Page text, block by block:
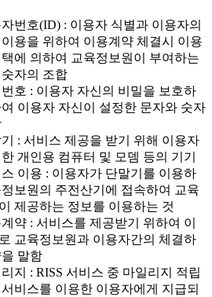
번호(ID) : 이용자 식별과 이용자의
용을 위하여 이용계약 체결시 이용
에 의하여 교육정보원이 부여하는
자의 조합
호 : 이용자 자신의 비밀을 보호하
이용자 자신이 설정한 문자와 숫자
: 서비스 제공을 받기 위해 이용자
개인용 컴퓨터 및 모뎀 등의 기기
이용 : 이용자가 단말기를 이용하
보원의 주전산기에 접속하여 교육
제공하는 정보를 이용하는 것
약 : 서비스를 제공받기 위하여 이
교육정보원과 이용자간의 체결하
말함
지 : RISS 서비스 중 마일리지 적립
비스를 이용한 이용자에게 지급되